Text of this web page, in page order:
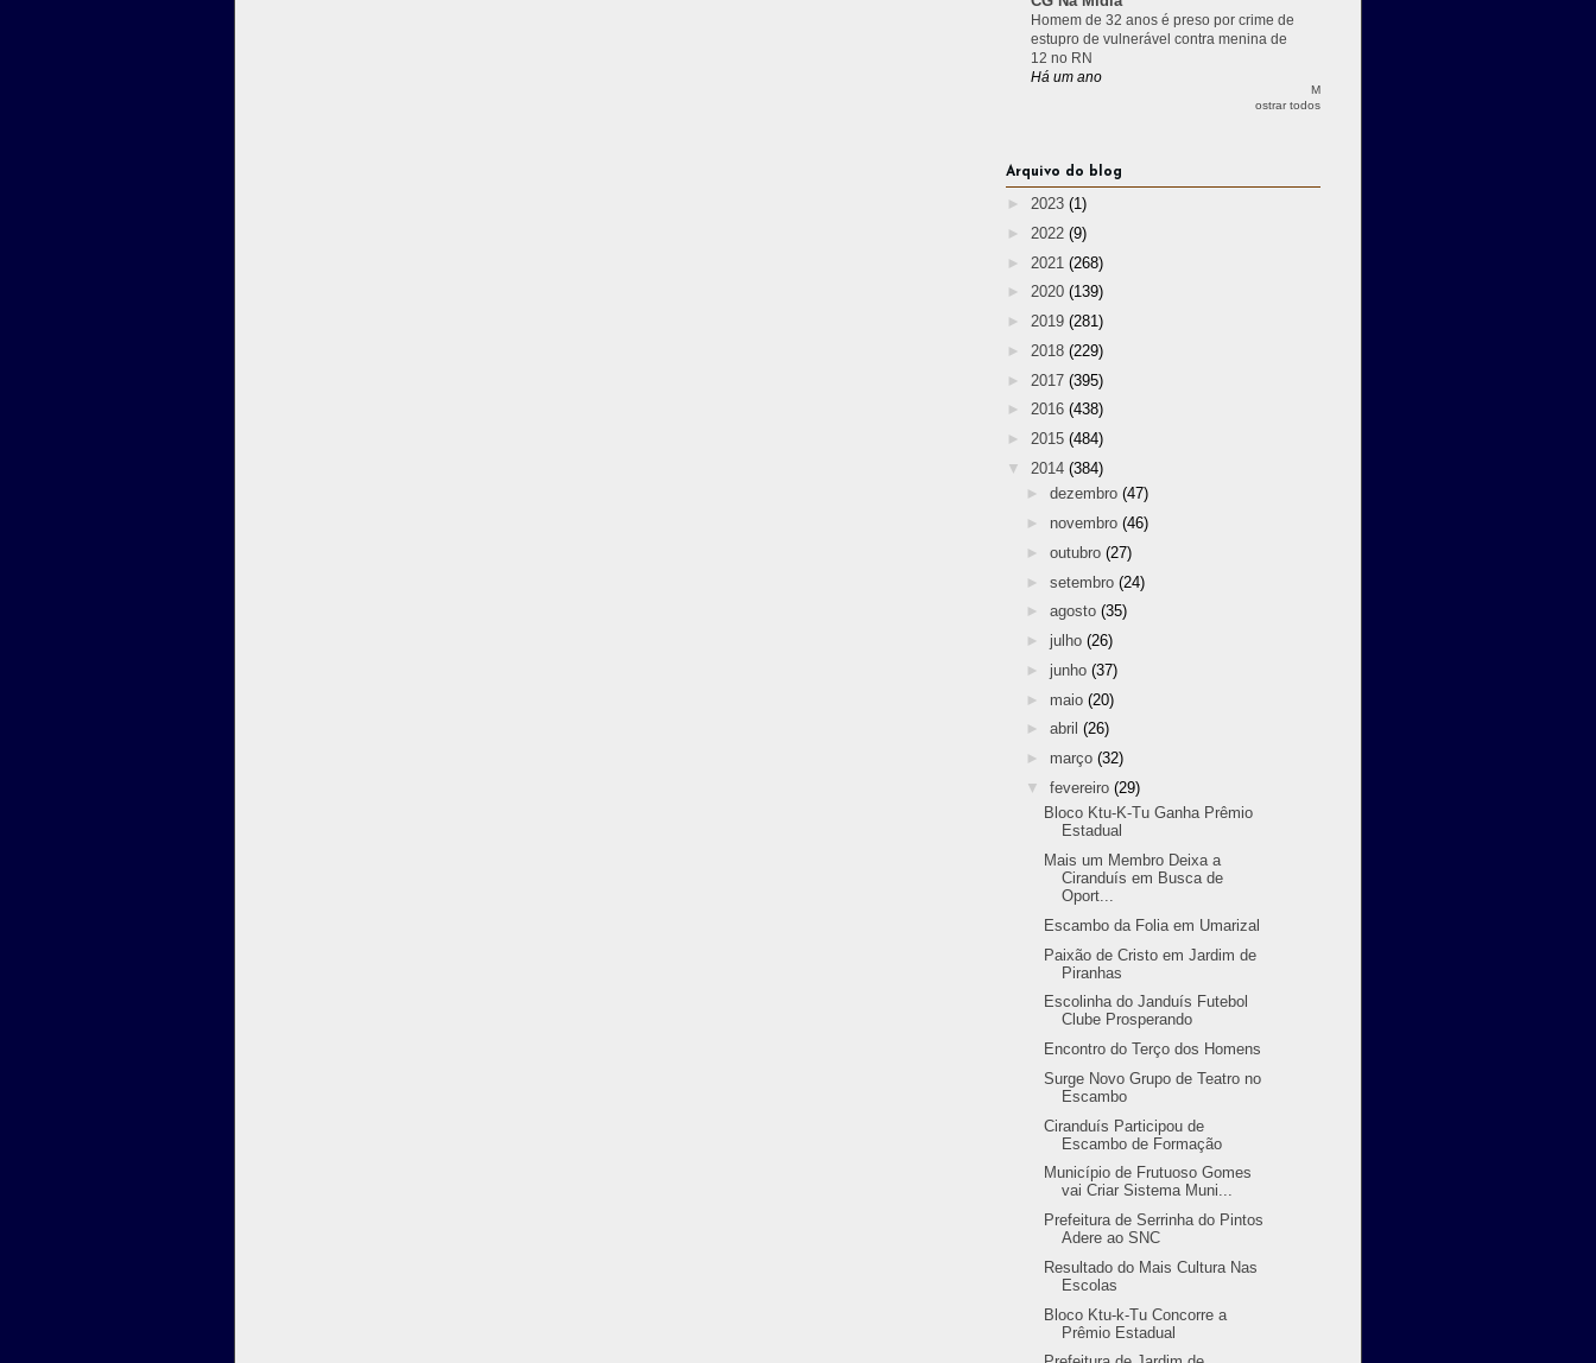
Homem de 32 anos é preso por crime de
estupro de vulnerável contra menina de
12 no RN
Há um ano
M
ostrar todos
Arquivo do blog
► 2023 (1)
► 2022 (9)
► 2021 (268)
► 2020 (139)
► 2019 (281)
► 2018 (229)
► 2017 (395)
► 2016 (438)
► 2015 (484)
▼ 2014 (384)
► dezembro (47)
► novembro (46)
► outubro (27)
► setembro (24)
► agosto (35)
► julho (26)
► junho (37)
► maio (20)
► abril (26)
► março (32)
▼ fevereiro (29)
Bloco Ktu-K-Tu Ganha Prêmio
Estadual
Mais um Membro Deixa a
Ciranduís em Busca de
Oport...
Escambo da Folia em Umarizal
Paixão de Cristo em Jardim de
Piranhas
Escolinha do Janduís Futebol
Clube Prosperando
Encontro do Terço dos Homens
Surge Novo Grupo de Teatro no
Escambo
Ciranduís Participou de
Escambo de Formação
Município de Frutuoso Gomes
vai Criar Sistema Muni...
Prefeitura de Serrinha do Pintos
Adere ao SNC
Resultado do Mais Cultura Nas
Escolas
Bloco Ktu-k-Tu Concorre a
Prêmio Estadual